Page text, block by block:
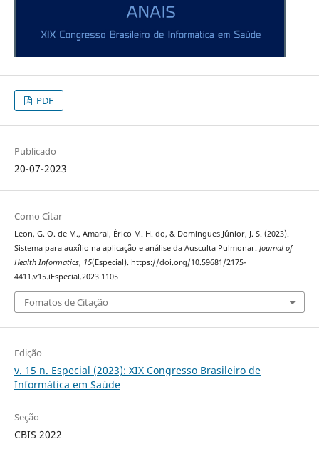
PDF
Publicado
20-07-2023
Como Citar
Leon, G. O. de M., Amaral, Érico M. H. do, & Domingues Júnior, J. S. (2023).
Sistema para auxílio na aplicação e análise da Ausculta Pulmonar. Journal of
Health Informatics, 15(Especial). https://doi.org/10.59681/2175-
4411.v15.iEspecial.2023.1105
Fomatos de Citação
Edição
v. 15 n. Especial (2023): XIX Congresso Brasileiro de
Informática em Saúde
Seção
CBIS 2022